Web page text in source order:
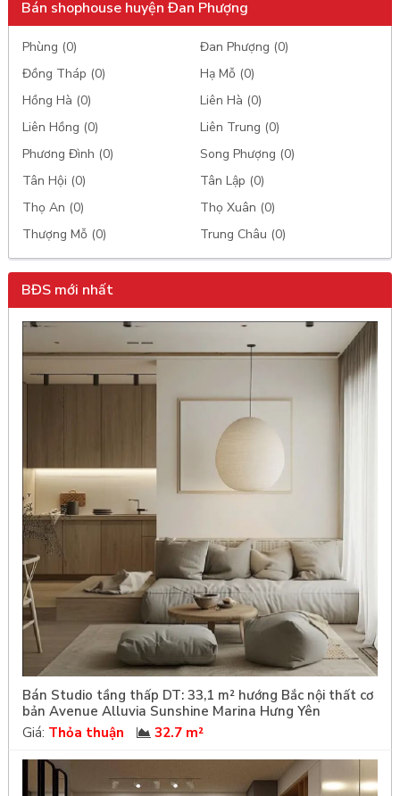
Bán shophouse huyện Đan Phượng
Phùng (0)
Đan Phượng (0)
Đồng Tháp (0)
Hạ Mỗ (0)
Hồng Hà (0)
Liên Hà (0)
Liên Hồng (0)
Liên Trung (0)
Phương Đình (0)
Song Phượng (0)
Tân Hội (0)
Tân Lập (0)
Thọ An (0)
Thọ Xuân (0)
Thượng Mỗ (0)
Trung Châu (0)
BĐS mới nhất
Bán Studio tầng thấp DT: 33,1 m² hướng Bắc nội thất cơ
bản Avenue Alluvia Sunshine Marina Hưng Yên
Giá: Thỏa thuận 32.7 m²